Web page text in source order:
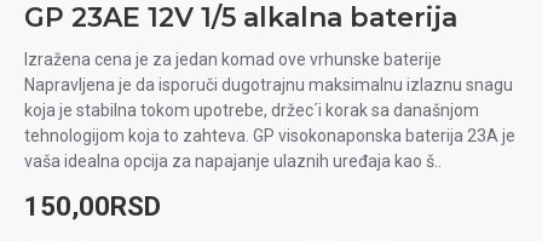
GP 23AE 12V 1/5 alkalna baterija
Izražena cena je za jedan komad ove vrhunske baterije
Napravljena je da isporuči dugotrajnu maksimalnu izlaznu snagu
koja je stabilna tokom upotrebe, držec´i korak sa današnjom
tehnologijom koja to zahteva. GP visokonaponska baterija 23A je
vaša idealna opcija za napajanje ulaznih uređaja kao š..
150,00RSD